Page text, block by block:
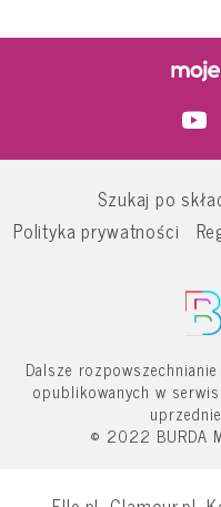
Szukaj po
Polityka prywatności
Dalsze
opublikowanych w
© 2022 BURDA